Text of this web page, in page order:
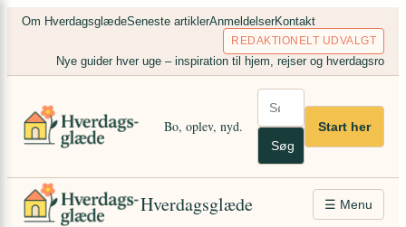
Spring
Om HverdagsglædeSeneste artiklerAnmeldelserKontakt
REDAKTIONELT UDVALGT
Nye guider hver uge – inspiration til hjem, rejser og hverdagsro
Bo, oplev, nyd.
Søg
Start her
Hverdagsglæde ☰ Menu